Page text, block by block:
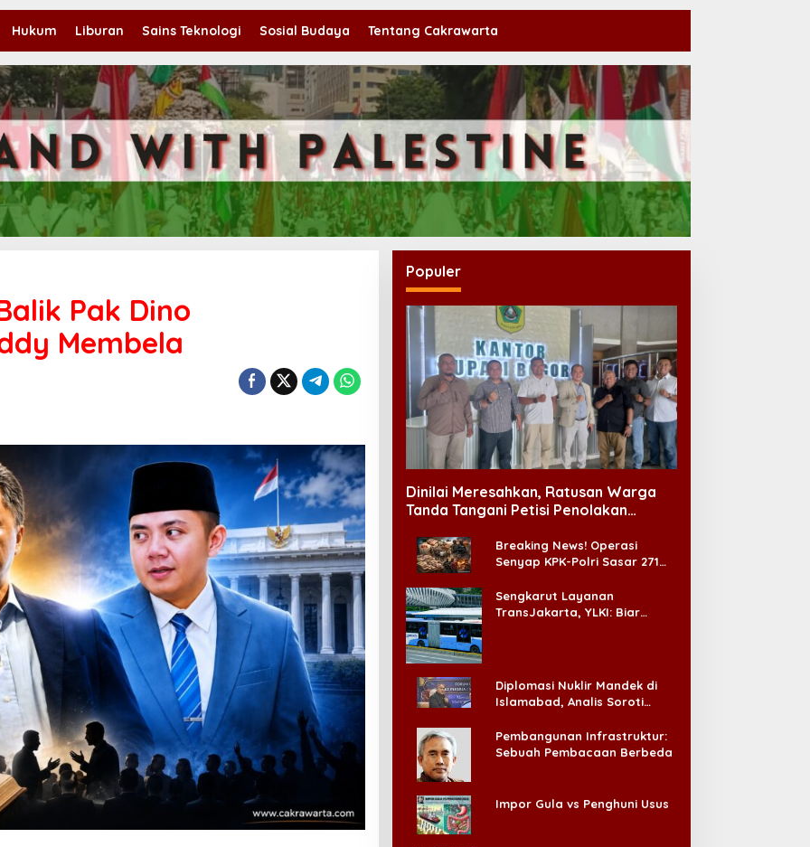
Hukum Liburan Sains Teknologi Sosial Budaya Tentang Cakrawarta
Pak Dino
Membela
Populer
Dinilai Meresahkan, Ratusan Warga
Tanda Tangani Petisi Penolakan
Breaking News! Operasi
Senyap KPK-Polri Sasar 271
Ada ‘Badai Pemeriksaan’
Sengkarut Layanan
TransJakarta, YLKI: Biar
Diplomasi Nuklir Mandek di
Islamabad, Analis Soroti
Pembangunan Infrastruktur:
Sebuah Pembacaan Berbeda
Impor Gula vs Penghuni Usus